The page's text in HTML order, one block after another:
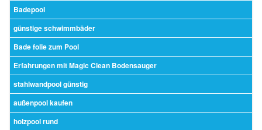
Badepool
günstige schwimmbäder
Bade folie zum Pool
Erfahrungen mit Magic Clean Bodensauger
stahlwandpool günstig
außenpool kaufen
holzpool rund